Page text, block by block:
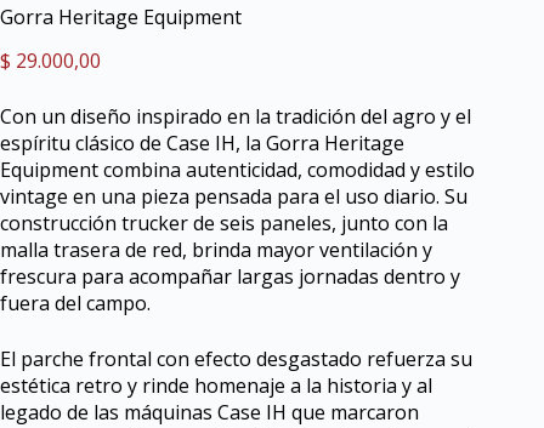
Gorra Heritage Equipment
$ 29.000,00
Con un diseño inspirado en la tradición del agro y el
espíritu clásico de Case IH, la Gorra Heritage
Equipment combina autenticidad, comodidad y estilo
vintage en una pieza pensada para el uso diario. Su
construcción trucker de seis paneles, junto con la
malla trasera de red, brinda mayor ventilación y
frescura para acompañar largas jornadas dentro y
fuera del campo.
El parche frontal con efecto desgastado refuerza su
estética retro y rinde homenaje a la historia y al
legado de las máquinas Case IH que marcaron